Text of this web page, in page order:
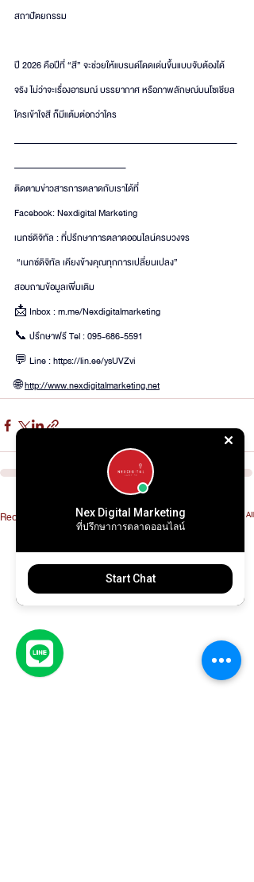
สถาปัตยกรรม
ปี 2026 คือปีที่ “สี” จะช่วยให้แบรนด์โดดเด่นขึ้นแบบจับต้องได้
จริง ไม่ว่าจะเรื่องอารมณ์ บรรยากาศ หรือภาพลักษณ์บนโซเชียล
ใครเข้าใจสี ก็มีแต้มต่อกว่าใคร
________________________________________________________
____________________________
ติดตามข่าวสารการตลาดกับเราได้ที่
Facebook: Nexdigital Marketing
เนกซ์ดิจิทัล : ที่ปรึกษาการตลาดออนไลน์ครบวงจร
“เนกซ์ดิจิทัล เคียงข้างคุณทุกการเปลี่ยนเปลง”
สอบถามข้อมูลเพิ่มเติม
📩 Inbox : m.me/Nexdigitalmarketing
📞 ปรึกษาฟรี Tel : 095-686-5591
💬 Line : https://lin.ee/ysUVZvi
🌐 http://www.nexdigitalmarketing.net
Recent Posts See All
Nex Digital Marketing
ที่ปรึกษาการตลาดออนไลน์
Start Chat